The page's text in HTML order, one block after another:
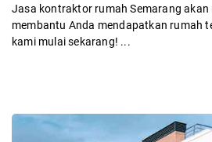
Jasa kontraktor rumah Semarang akan
membantu Anda mendapatkan rumah
kami mulai sekarang! ...